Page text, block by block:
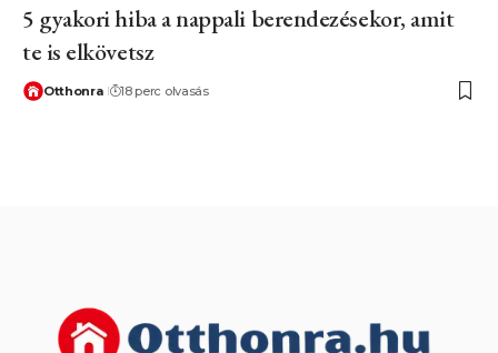
5 gyakori hiba a nappali berendezésekor, amit
te is elkövetsz
Otthonra 18 perc olvasás